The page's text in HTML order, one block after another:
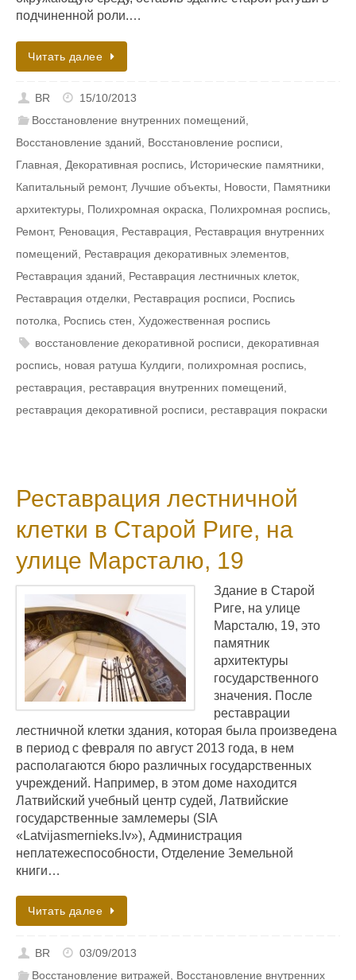
подчиненной роли.…
Читать далее
BR
15/10/2013
Восстановление внутренних помещений
Восстановление зданий
Восстановление росписи
Главная
Декоративная роспись Исторические памятники
Капитальный ремонт, Лучшие объекты Новости
Памятники
архитектуры
Полихромная окраска Полихромная роспись
Ремонт, Реновация Реставрация
Реставрация внутренних
помещений
Реставрация декоративных элементов
Реставрация зданий
Реставрация лестничных клеток
Реставрация отделки
Реставрация росписи
Роспись
потолка
Роспись стен
Художественная роспись
восстановление декоративной росписи
декоративная
роспись новая ратуша Кулдиги полихромная роспись
реставрация
реставрация внутренних помещений
реставрация декоративной росписи
реставрация покраски
Реставрация лестничной
клетки в Старой Риге, на
улице Марсталю, 19
Здание в Старой
Риге, на улице
Марсталю, 19, это
памятник
архитектуры
государственного
значения. После
реставрации
лестничной клетки здания, которая была произведена
в период с февраля по август 2013 года, в нем
располагаются бюро различных государственных
учреждений. Например, в этом доме находится
Латвийский учебный центр судей, Латвийские
государственные замлемеры (SIA
«Latvijasmernieks.lv»), Администрация
неплатежеспособности, Отделение Земельной
книги…
Читать далее
BR
03/09/2013
Восстановление витражей
Восстановление внутренних